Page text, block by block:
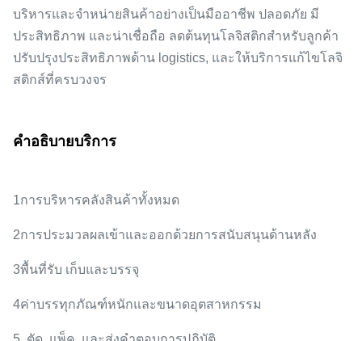
บริหารและจําหน่ายสินค้าอย่างเป็นมืออาชีพ ปลอดภัย มี
ประสิทธิภาพ และน่าเชื่อถือ ลดต้นทุนโลจิสติกสําหรับลูกค้า
ปรับปรุงประสิทธิภาพด้าน logistics, และให้บริการแก้ไขโลจิ
สติกส์ที่ครบวงจร
คําอธิบายบริการ
1การบริหารคลังสินค้าทั้งหมด
2การประมวลผลเข้าและออกด้วยการสนับสนุนด้านหลัง
3พื้นที่รับ เก็บและบรรจุ
4ค่าบรรทุกภัณฑ์หนักและขนาดอุตสาหกรรม